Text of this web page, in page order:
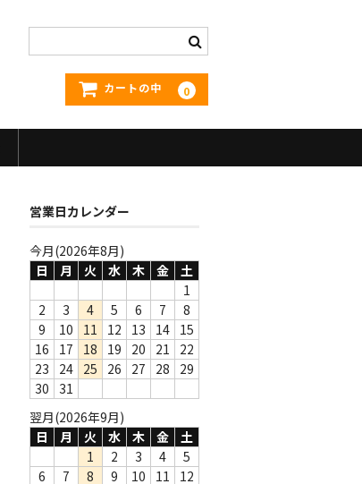
カートの中 0
営業日カレンダー
今月(2026年8月)
日
月 火 水 木 金
土
1
2
3 4 5 6 7
8
9
10 11 12 13 14 15
16
17 18 19 20 21
22
23
24 25 26 27 28
29
30
31
翌月(2026年9月)
日
月 火 水 木 金
土
1
2 3 4
5
6
7 8 9 10 11
12